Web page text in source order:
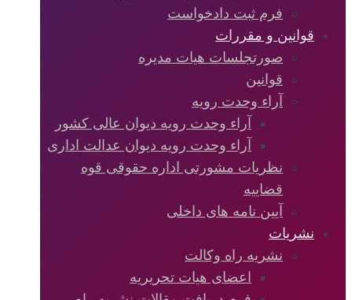
فرم ثبت دادخواست
قوانین و مقررات
صورتجلسات هیات مدیره
قوانین
آراء وحدت رویه
آراء وحدت رویه دیوان عالی کشور
آراء وحدت رویه دیوان عدالت اداری
نظریات مشورتی اداره حقوقی قوه
قضاییه
آیین نامه های داخلی
نشریات
نشریه راه وکالت
اعضای هیات تحریریه